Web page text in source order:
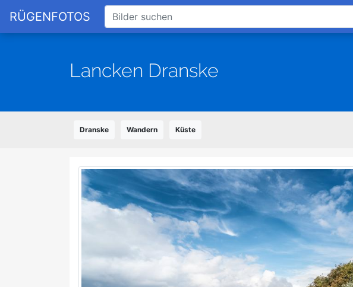
RÜGENFOTOS
Lancken Dranske
Dranske Wandern Küste